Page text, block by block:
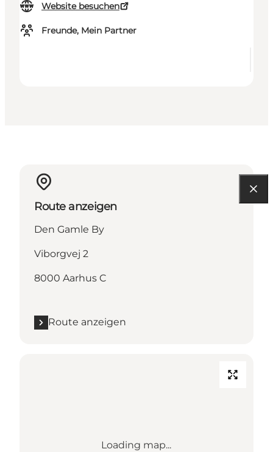
Website besuchen
Freunde, Mein Partner
Route anzeigen
Den Gamle By
Viborgvej 2
8000 Aarhus C
Route anzeigen
Loading map...